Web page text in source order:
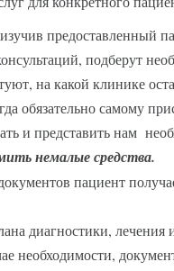
предоставленный
подберут
на какой клинике
обязательно самому
и представить нам
немалые средства.
пациент
диагностики,
необходимости,